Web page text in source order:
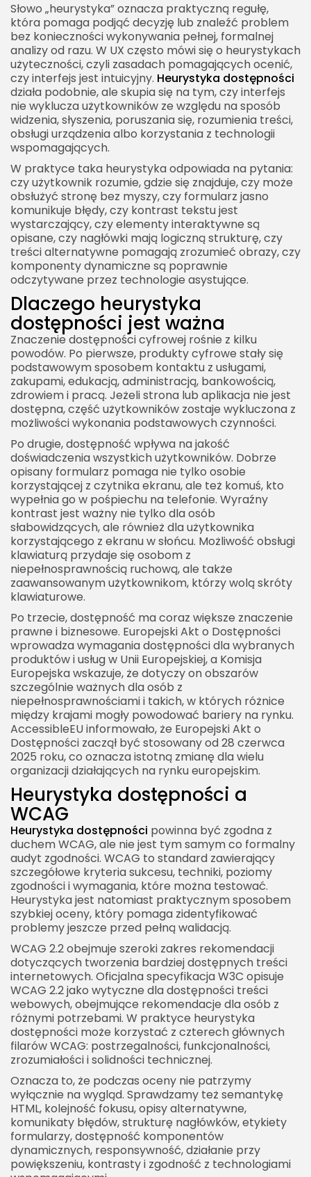
Słowo „heurystyka” oznacza praktyczną regułę,
która pomaga podjąć decyzję lub znaleźć problem
bez konieczności wykonywania pełnej, formalnej
analizy od razu. W UX często mówi się o heurystykach
użyteczności, czyli zasadach pomagających ocenić,
czy interfejs jest intuicyjny. Heurystyka dostępności
działa podobnie, ale skupia się na tym, czy interfejs
nie wyklucza użytkowników ze względu na sposób
widzenia, słyszenia, poruszania się, rozumienia treści,
obsługi urządzenia albo korzystania z technologii
wspomagających.
W praktyce taka heurystyka odpowiada na pytania:
czy użytkownik rozumie, gdzie się znajduje, czy może
obsłużyć stronę bez myszy, czy formularz jasno
komunikuje błędy, czy kontrast tekstu jest
wystarczający, czy elementy interaktywne są
opisane, czy nagłówki mają logiczną strukturę, czy
treści alternatywne pomagają zrozumieć obrazy, czy
komponenty dynamiczne są poprawnie
odczytywane przez technologie asystujące.
Dlaczego heurystyka
dostępności jest ważna
Znaczenie dostępności cyfrowej rośnie z kilku
powodów. Po pierwsze, produkty cyfrowe stały się
podstawowym sposobem kontaktu z usługami,
zakupami, edukacją, administracją, bankowością,
zdrowiem i pracą. Jeżeli strona lub aplikacja nie jest
dostępna, część użytkowników zostaje wykluczona z
możliwości wykonania podstawowych czynności.
Po drugie, dostępność wpływa na jakość
doświadczenia wszystkich użytkowników. Dobrze
opisany formularz pomaga nie tylko osobie
korzystającej z czytnika ekranu, ale też komuś, kto
wypełnia go w pośpiechu na telefonie. Wyraźny
kontrast jest ważny nie tylko dla osób
słabowidzących, ale również dla użytkownika
korzystającego z ekranu w słońcu. Możliwość obsługi
klawiaturą przydaje się osobom z
niepełnosprawnością ruchową, ale także
zaawansowanym użytkownikom, którzy wolą skróty
klawiaturowe.
Po trzecie, dostępność ma coraz większe znaczenie
prawne i biznesowe. Europejski Akt o Dostępności
wprowadza wymagania dostępności dla wybranych
produktów i usług w Unii Europejskiej, a Komisja
Europejska wskazuje, że dotyczy on obszarów
szczególnie ważnych dla osób z
niepełnosprawnościami i takich, w których różnice
między krajami mogły powodować bariery na rynku.
AccessibleEU informowało, że Europejski Akt o
Dostępności zaczął być stosowany od 28 czerwca
2025 roku, co oznacza istotną zmianę dla wielu
organizacji działających na rynku europejskim.
Heurystyka dostępności a
WCAG
Heurystyka dostępności powinna być zgodna z
duchem WCAG, ale nie jest tym samym co formalny
audyt zgodności. WCAG to standard zawierający
szczegółowe kryteria sukcesu, techniki, poziomy
zgodności i wymagania, które można testować.
Heurystyka jest natomiast praktycznym sposobem
szybkiej oceny, który pomaga zidentyfikować
problemy jeszcze przed pełną walidacją.
WCAG 2.2 obejmuje szeroki zakres rekomendacji
dotyczących tworzenia bardziej dostępnych treści
internetowych. Oficjalna specyfikacja W3C opisuje
WCAG 2.2 jako wytyczne dla dostępności treści
webowych, obejmujące rekomendacje dla osób z
różnymi potrzebami. W praktyce heurystyka
dostępności może korzystać z czterech głównych
filarów WCAG: postrzegalności, funkcjonalności,
zrozumiałości i solidności technicznej.
Oznacza to, że podczas oceny nie patrzymy
wyłącznie na wygląd. Sprawdzamy też semantykę
HTML, kolejność fokusu, opisy alternatywne,
komunikaty błędów, strukturę nagłówków, etykiety
formularzy, dostępność komponentów
dynamicznych, responsywność, działanie przy
powiększeniu, kontrasty i zgodność z technologiami